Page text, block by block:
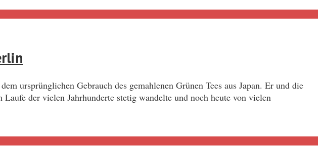
ursprünglichen Gebrauch des gemahlenen Grünen Tees aus Japan. Er und die
der vielen Jahrhunderte stetig wandelte und noch heute von vielen